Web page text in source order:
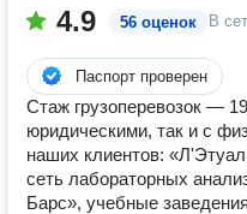
4.9 56 оценок В
Паспорт проверен
Стаж грузоперевозок —
юридическими, так и с
наших клиентов:
сеть лабораторных
Барс», учебные